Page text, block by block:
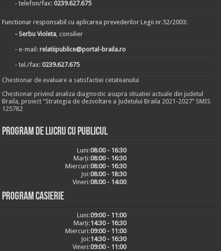
- telefon/fax:0239.627.675
Functionar responsabil cu aplicarea prevederilor Legii nr.52/2003:
- Serbu Violeta, consilier
- e-mail:relatiipublice@portal-braila.ro
- tel./fax:0239.627.675
Chestionar de evaluare a satisfactiei cetateanului
Chestionar privind analiza diagnostic asupra situatiei actuale din judetul
Braila, proiect "Strategia de dezvoltare a Judetului Braila 2021-2027" SMIS
125782
Program de lucru cu publicul
Luni:08:00 - 16:30
Marți:08:00 - 16:30
Miercuri:08:00 - 16:30
Joi:08:00 - 18:30
Vineri:08:00 - 14:00
Program casierie
Luni:09:00 - 11:00
Marți:14:30 - 16:30
Miercuri:09:00 - 11:00
Joi:14:30 - 16:30
Vineri:09:00 - 11:00